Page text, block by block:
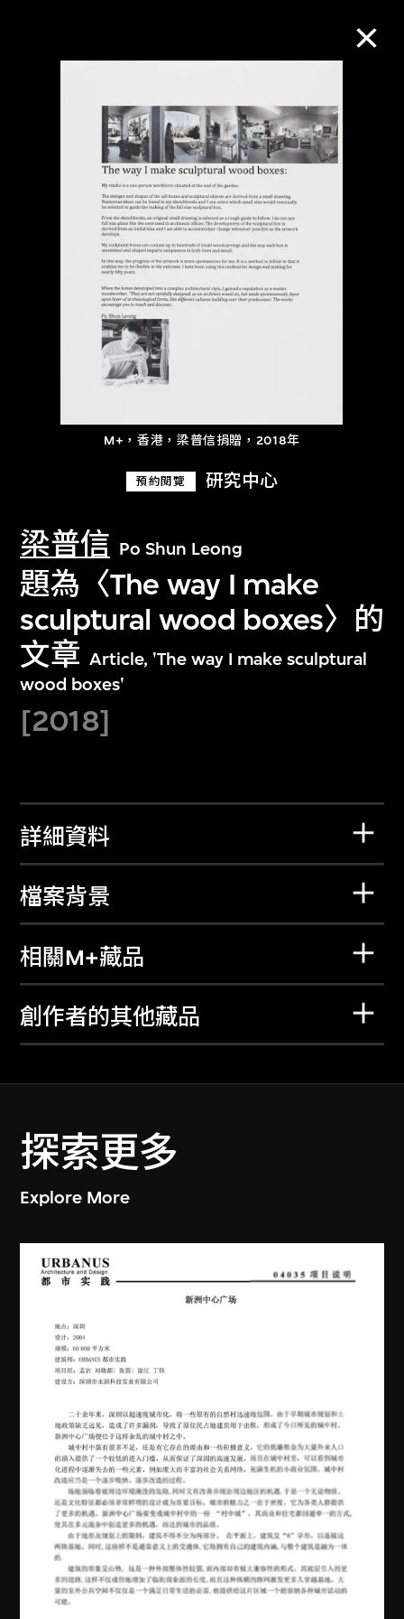
M+，香港，梁普信捐贈，2018年
預約閱覽 研究中心
梁普信 Po Shun Leong
題為〈The way I make
sculptural wood boxes〉的
文章 Article, 'The way I make sculptural
wood boxes'
[2018]
詳細資料
檔案背景
相關M+藏品
創作者的其他藏品
探索更多
Explore More
進一步篩選
關於M+藏品
探索世界頂級的二十及二十一世紀視覺
文化藏品。